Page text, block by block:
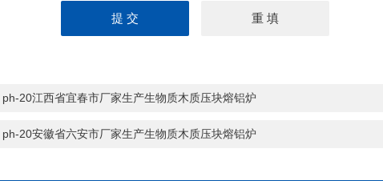
ph-20江西省宜春市厂家生产生物质木质压块熔铝炉
ph-20安徽省六安市厂家生产生物质木质压块熔铝炉